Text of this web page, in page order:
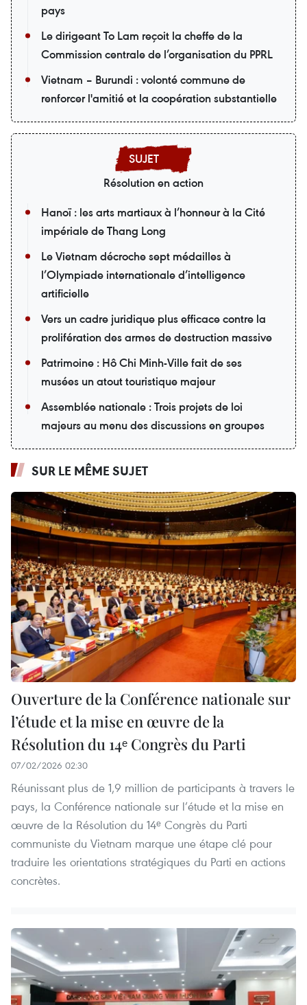
pays
Le dirigeant To Lam reçoit la cheffe de la
Commission centrale de l’organisation du PPRL
Vietnam – Burundi : volonté commune de
renforcer l'amitié et la coopération substantielle
Résolution en action
Hanoï : les arts martiaux à l’honneur à la Cité
impériale de Thang Long
Le Vietnam décroche sept médailles à
l’Olympiade internationale d’intelligence
artificielle
Vers un cadre juridique plus efficace contre la
prolifération des armes de destruction massive
Patrimoine : Hô Chi Minh-Ville fait de ses
musées un atout touristique majeur
Assemblée nationale : Trois projets de loi
majeurs au menu des discussions en groupes
SUR LE MÊME SUJET
Ouverture de la Conférence nationale sur
l’étude et la mise en œuvre de la
Résolution du 14ᵉ Congrès du Parti
07/02/2026 02:30
Réunissant plus de 1,9 million de participants à travers le
pays, la Conférence nationale sur l’étude et la mise en
œuvre de la Résolution du 14ᵉ Congrès du Parti
communiste du Vietnam marque une étape clé pour
traduire les orientations stratégiques du Parti en actions
concrètes.